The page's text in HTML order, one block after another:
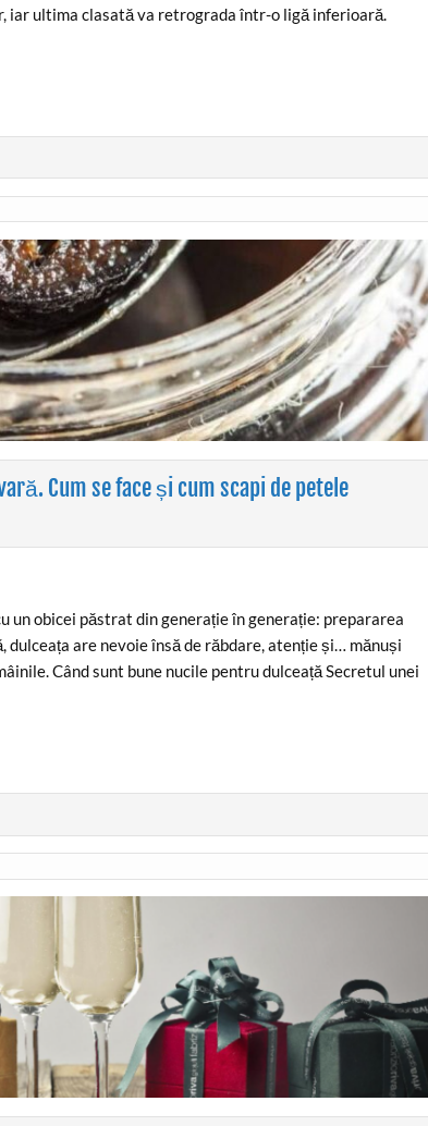
iar ultima clasată va retrograda într-o ligă inferioară.
Cum se face și cum scapi de petele
un obicei păstrat din generație în generație: prepararea
are nevoie însă de răbdare, atenție și… mănuși
Când sunt bune nucile pentru dulceață Secretul unei